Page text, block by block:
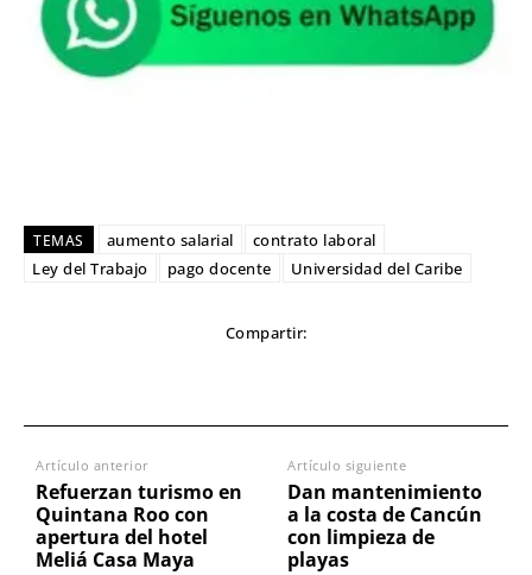
TEMAS aumento salarial
contrato laboral
Ley del Trabajo
pago docente Universidad del Caribe
Compartir:
Artículo anterior
Refuerzan turismo en
Quintana Roo con
apertura del hotel
Meliá Casa Maya
Artículo siguiente
Dan mantenimiento
a la costa de Cancún
con limpieza de
playas